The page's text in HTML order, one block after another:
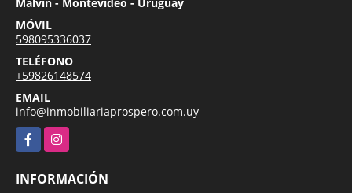
Malvin - Montevideo - Uruguay
MÓVIL
598095336037
TELÉFONO
+59826148574
EMAIL
info@inmobiliariaprospero.com.uy
FacebookInstagram
INFORMACIÓN